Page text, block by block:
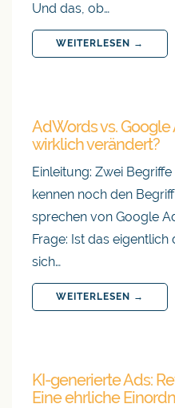
Und das, ob…
WEITERLESEN →
AdWords vs. Google
wirklich verändert?
Einleitung: Zwei
kennen noch den
sprechen von Google
Frage: Ist das
sich…
WEITERLESEN →
KI-generierte Ads:
Eine ehrliche